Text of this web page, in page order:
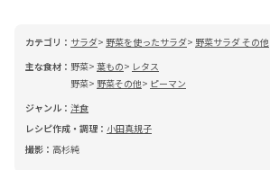
カテゴリ： サラダ 野菜を使ったサラダ
野菜サラダ その他
主な食材： 野菜 葉もの
レタス
野菜
野菜その他
ピーマン
ジャンル： 洋食
レシピ作成・調理： 小田真規子
撮影： 高杉純